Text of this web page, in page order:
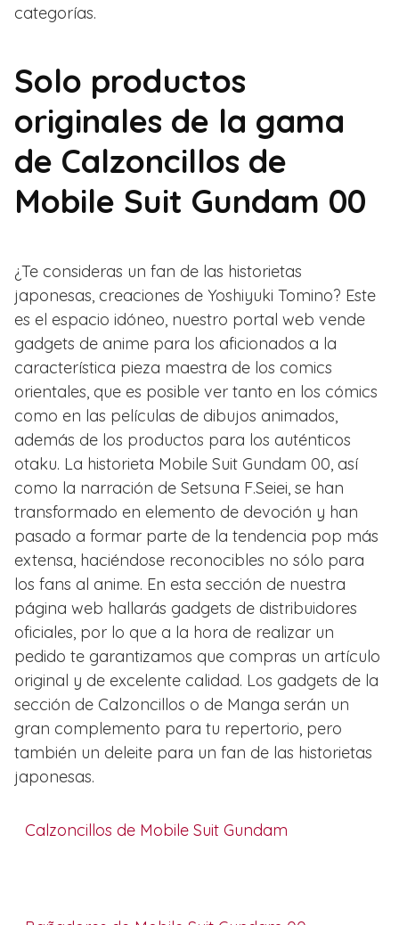
categorías.
Solo productos
originales de la gama
de Calzoncillos de
Mobile Suit Gundam 00
¿Te consideras un fan de las historietas
japonesas, creaciones de Yoshiyuki Tomino? Este
es el espacio idóneo, nuestro portal web vende
gadgets de anime para los aficionados a la
característica pieza maestra de los comics
orientales, que es posible ver tanto en los cómics
como en las películas de dibujos animados,
además de los productos para los auténticos
otaku. La historieta Mobile Suit Gundam 00, así
como la narración de Setsuna F.Seiei, se han
transformado en elemento de devoción y han
pasado a formar parte de la tendencia pop más
extensa, haciéndose reconocibles no sólo para
los fans al anime. En esta sección de nuestra
página web hallarás gadgets de distribuidores
oficiales, por lo que a la hora de realizar un
pedido te garantizamos que compras un artículo
original y de excelente calidad. Los gadgets de la
sección de Calzoncillos o de Manga serán un
gran complemento para tu repertorio, pero
también un deleite para un fan de las historietas
japonesas.
Calzoncillos de Mobile Suit Gundam